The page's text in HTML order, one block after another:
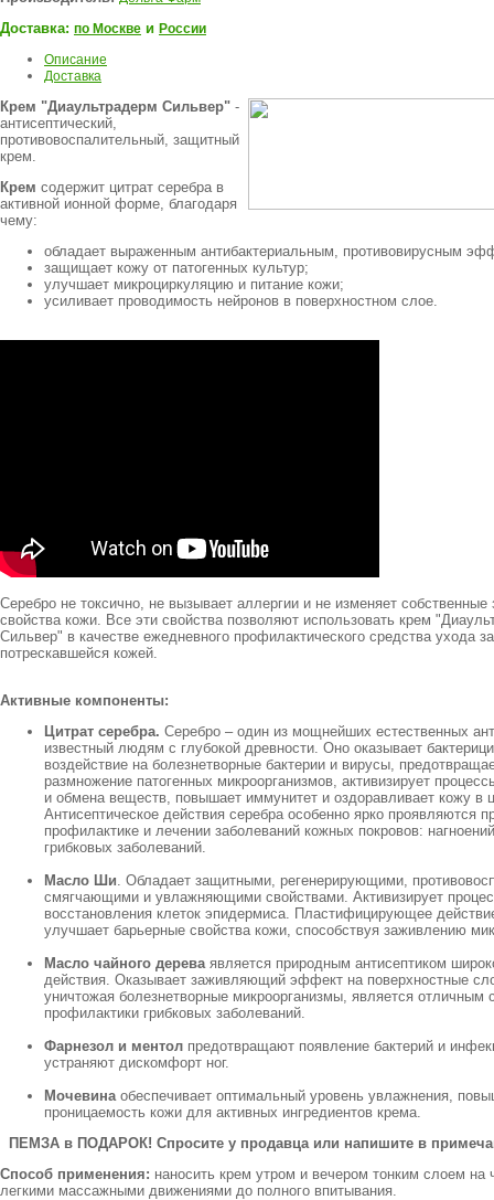
Доставка: по Москве и России
Описание
Доставка
Крем "Диаультрадерм Сильвер" -
антисептический,
противовоспалительный, защитный
крем.
Крем содержит цитрат серебра в
активной ионной форме, благодаря
чему:
обладает выраженным антибактериальным, противовирусным
защищает кожу от патогенных культур;
улучшает микроциркуляцию и питание кожи;
усиливает проводимость нейронов в поверхностном слое.
Серебро не токсично, не вызывает аллергии и не изменяет
свойства кожи. Все эти свойства позволяют использовать крем
Сильвер" в качестве ежедневного профилактического средства ухода
потрескавшейся кожей.
Активные компоненты:
Цитрат серебра. Серебро – один из мощнейших естественных
известный людям с глубокой древности. Оно оказывает
воздействие на болезнетворные бактерии и вирусы,
размножение патогенных микроорганизмов, активизирует
и обмена веществ, повышает иммунитет и оздоравливает кожу в
Антисептическое действия серебра особенно ярко проявляются
профилактике и лечении заболеваний кожных покровов:
грибковых заболеваний.
Масло Ши . Обладает защитными, регенерирующими,
смягчающими и увлажняющими свойствами. Активизирует
восстановления клеток эпидермиса. Пластифицирующее
улучшает барьерные свойства кожи, способствуя заживлению
Масло чайного дерева является природным антисептиком
действия. Оказывает заживляющий эффект на поверхностные
уничтожая болезнетворные микроорганизмы, является отличным
профилактики грибковых заболеваний.
Фарнезол и ментол предотвращают появление бактерий и
устраняют дискомфорт ног.
Мочевина обеспечивает оптимальный уровень увлажнения,
проницаемость кожи для активных ингредиентов крема.
ПЕМЗА в ПОДАРОК! Спросите у продавца или напишите в
Способ применения: наносить крем утром и вечером тонким слоем на
легкими массажными движениями до полного впитывания.